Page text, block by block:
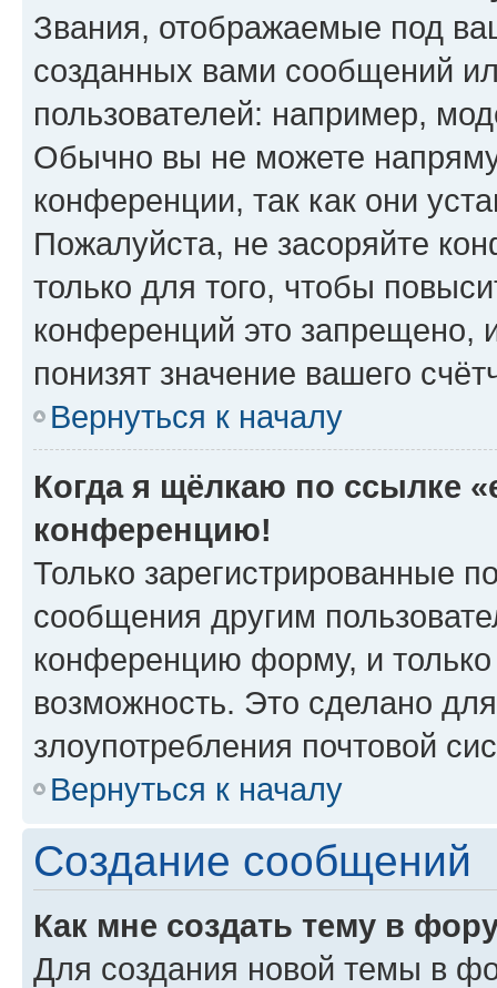
Звания, отображаемые под
созданных вами сообщений
пользователей: например,
Обычно вы не можете
конференции, так как они
Пожалуйста, не засоряйте
только для того, чтобы
конференций это запрещено,
понизят значение вашего
Вернуться к началу
Когда я щёлкаю по ссылке
конференцию!
Только зарегистрированные
сообщения другим
конференцию форму, и
возможность. Это сделано
злоупотребления почтовой
Вернуться к началу
Создание сообщений
Как мне создать тему в
Для создания новой темы в